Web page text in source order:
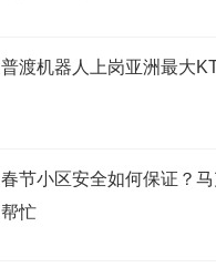
普渡机器人上岗亚洲最大
春节小区安全如何保证？
帮忙